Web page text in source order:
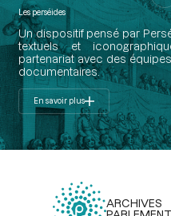
Les perséides
Un dispositif pensé par
textuels et
partenariat avec des
documentaires.
En savoir plus
ARCHIVES